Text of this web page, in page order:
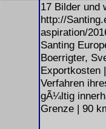
17 Bilder und
http://
aspiration/
Santing
Boerrigter,
Exportkosten
Verfahren
gÃ¼ltig
Grenze | 90